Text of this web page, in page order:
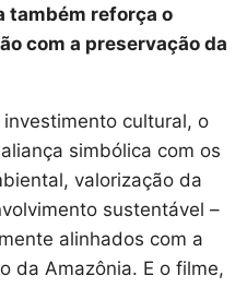
também reforça o
com a preservação da
investimento cultural, o
simbólica com os
valorização da
sustentável –
alinhados com a
da Amazônia. E o filme,